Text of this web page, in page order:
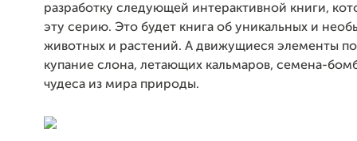
разработку следующей интерактивной книги,
эту серию. Это будет книга об уникальных и
животных и растений. А движущиеся элементы
купание слона, летающих кальмаров, семена-
чудеса из мира природы.